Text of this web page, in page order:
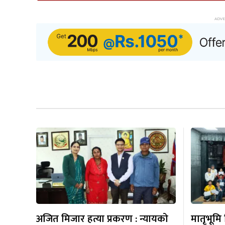
अजित मिजार हत्या प्रकरण : न्यायको मातृभूमि